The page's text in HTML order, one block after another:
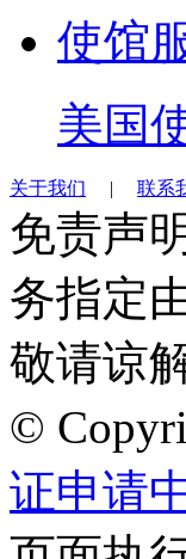
使馆
美国
关于我们 | 联系
免责声
务指定
敬请谅
©
证申请